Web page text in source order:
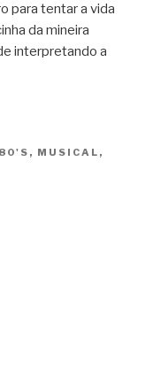
para tentar a vida
da mineira
interpretando a
, MUSICAL ,